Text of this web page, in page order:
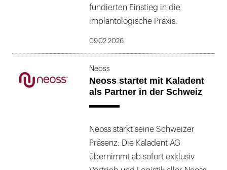
fundierten Einstieg in die
implantologische Praxis.
09.02.2026
Neoss
Neoss startet mit Kaladent
als Partner in der Schweiz
Neoss stärkt seine Schweizer
Präsenz: Die Kaladent AG
übernimmt ab sofort exklusiv